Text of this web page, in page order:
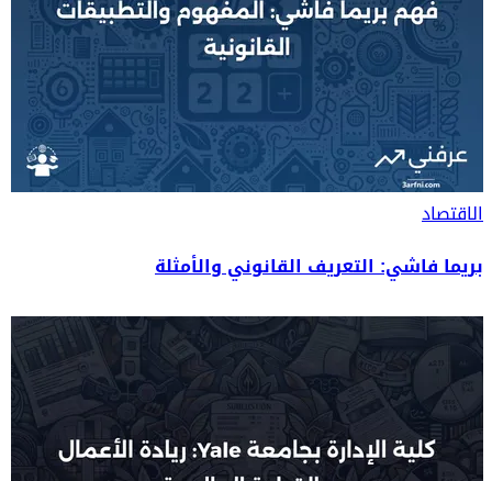
الاقتصاد
بريما فاشي: التعريف القانوني والأمثلة